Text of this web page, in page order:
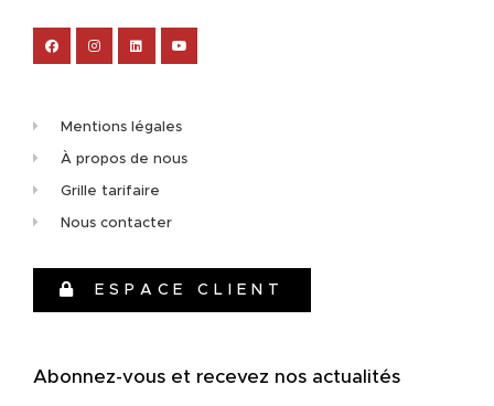
Mentions légales
À propos de nous
Grille tarifaire
Nous contacter
ESPACE CLIENT
Abonnez-vous et recevez nos actualités